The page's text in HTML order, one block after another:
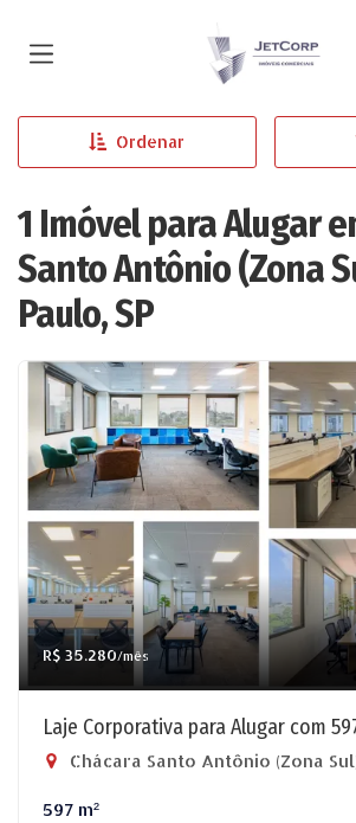
Página inicial
Ordenar
1 Imóvel para Alugar
Santo Antônio (Zona
Paulo, SP
R$ 35.280/mês
Laje Corporativa para Alugar com
Chácara Santo Antônio (Zona
597 m²